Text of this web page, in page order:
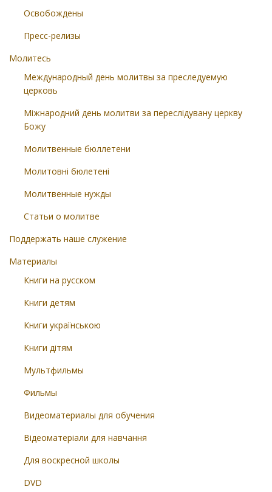
Освобождены
Пресс-релизы
Молитесь
Международный день молитвы за преследуемую
церковь
Міжнародний день молитви за переслідувану церкву
Божу
Молитвенные бюллетени
Молитовні бюлетені
Молитвенные нужды
Статьи о молитве
Поддержать наше служение
Материалы
Книги на русском
Книги детям
Книги українською
Книги дітям
Мультфильмы
Фильмы
Видеоматериалы для обучения
Відеоматеріали для навчання
Для воскресной школы
DVD